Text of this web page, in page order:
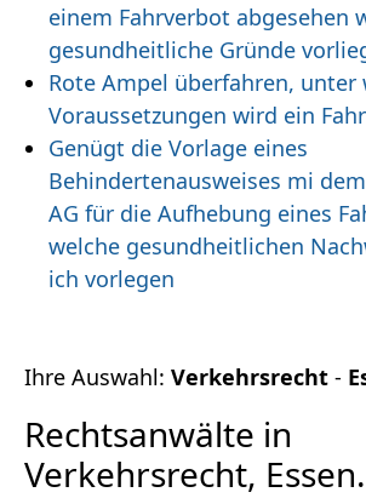
einem Fahrverbot abgesehen
gesundheitliche Gründe
Rote Ampel überfahren, unter
Voraussetzungen wird ein
Genügt die Vorlage eines
Behindertenausweises mi
AG für die Aufhebung eines
welche gesundheitlichen
ich vorlegen
Ihre Auswahl: Verkehrsrecht -
Rechtsanwälte in
Verkehrsrecht, Essen.